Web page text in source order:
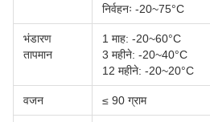
निर्वहनः -20~75°C
भंडारण
तापमान
1 माह: -20~60°C
3 महीने: -20~40°C
12 महीने: -20~20°C
वजन ≤ 90 ग्राम